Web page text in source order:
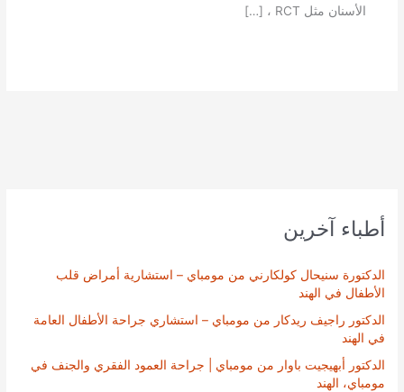
أطباء آخرين
الدكتورة سنيحال كولكارني من مومباي – استشارية أمراض قلب
الأطفال في الهند
الدكتور راجيف ريدكار من مومباي – استشاري جراحة الأطفال العامة
في الهند
الدكتور أبهيجيت باوار من مومباي | جراحة العمود الفقري والجنف في
مومباي، الهند
الأسنان مثل RCT ، […]